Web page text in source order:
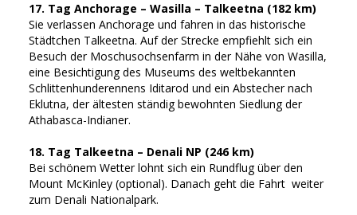
17. Tag Anchorage – Wasilla – Talkeetna (182 km)
Sie verlassen Anchorage und fahren in das historische
Städtchen Talkeetna. Auf der Strecke empfiehlt sich ein
Besuch der Moschusochsenfarm in der Nähe von Wasilla,
eine Besichtigung des Museums des weltbekannten
Schlittenhunderennens Iditarod und ein Abstecher nach
Eklutna, der ältesten ständig bewohnten Siedlung der
Athabasca-Indianer.
18. Tag Talkeetna – Denali NP (246 km)
Bei schönem Wetter lohnt sich ein Rundflug über den
Mount McKinley (optional). Danach geht die Fahrt weiter
zum Denali Nationalpark.